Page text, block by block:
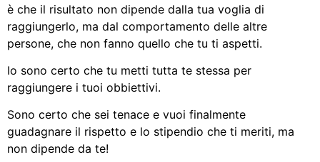
è che il risultato non dipende dalla tua voglia di
raggiungerlo, ma dal comportamento delle altre
persone, che non fanno quello che tu ti aspetti.
Io sono certo che tu metti tutta te stessa per
raggiungere i tuoi obbiettivi.
Sono certo che sei tenace e vuoi finalmente
guadagnare il rispetto e lo stipendio che ti meriti, ma
non dipende da te!